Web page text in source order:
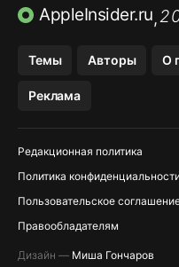
ПРИЛОЖЕНИЯ БЕЗ APP
AppleInsider.ru,
Темы Авторы О
Реклама
Редакционная политика
Политика
Пользовательское
Правообладателям
Дизайн — Миша Гончаров